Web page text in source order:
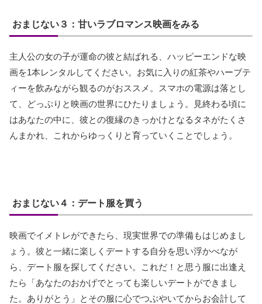
おまじない３：甘いラブロマンス映画をみる
主人公の女の子が運命の彼と結ばれる、ハッピーエンドな映
画を1本レンタルしてください。お気に入りの紅茶やハーブテ
ィーを飲みながら観るのがおススメ。スマホの電源は落とし
て、どっぷりと映画の世界にひたりましょう。見終わる頃に
はあなたの中に、彼との復縁のきっかけとなるタネがたくさ
んまかれ、これからゆっくりと育っていくことでしょう。
おまじない４：デート服を買う
映画でイメトレができたら、現実世界での準備もはじめまし
ょう。彼と一緒に楽しくデートする自分を思い浮かべなが
ら、デート服を探してください。これだ！と思う服に出逢え
たら「あなたのおかげでとっても楽しいデートができまし
た。ありがとう」とその服に心でつぶやいてからお会計して